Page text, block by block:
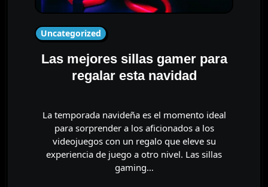
Uncategorized
Las mejores sillas gamer para
regalar esta navidad
La temporada navideña es el momento ideal
para sorprender a los aficionados a los
videojuegos con un regalo que eleve su
experiencia de juego a otro nivel. Las sillas
gaming…